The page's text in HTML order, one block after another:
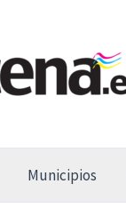
Municipios